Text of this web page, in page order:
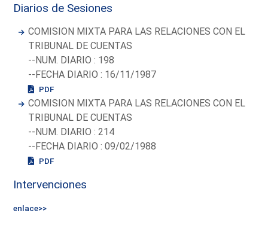
Diarios de Sesiones
COMISION MIXTA PARA LAS RELACIONES CON EL
TRIBUNAL DE CUENTAS
--NUM. DIARIO : 198
--FECHA DIARIO : 16/11/1987
PDF
COMISION MIXTA PARA LAS RELACIONES CON EL
TRIBUNAL DE CUENTAS
--NUM. DIARIO : 214
--FECHA DIARIO : 09/02/1988
PDF
Intervenciones
enlace>>